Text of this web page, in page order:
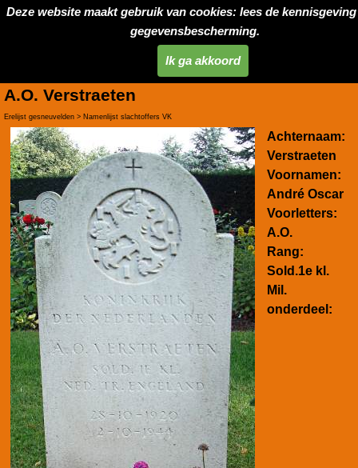
Deze website maakt gebruik van cookies: lees de
gegevensbescherming.
Ik ga akkoord
A.O. Verstraeten
Erelijst gesneuvelden > Namenlijst slachtoffers VK
Achternaam:
Verstraeten
Voornamen:
André Oscar
Voorletters:
A.O.
Rang:
Sold.1e kl.
Mil.
onderdeel: